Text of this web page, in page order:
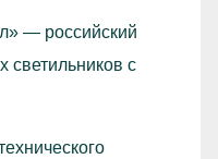
— российский
светильников с